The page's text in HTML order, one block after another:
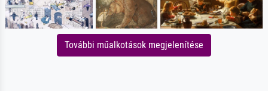
További műalkotások megjelenítése